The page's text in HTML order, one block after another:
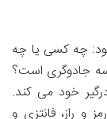
چه کسی یا چه
جادوگری است؟
خود می کند.
و راز، فانتزی و